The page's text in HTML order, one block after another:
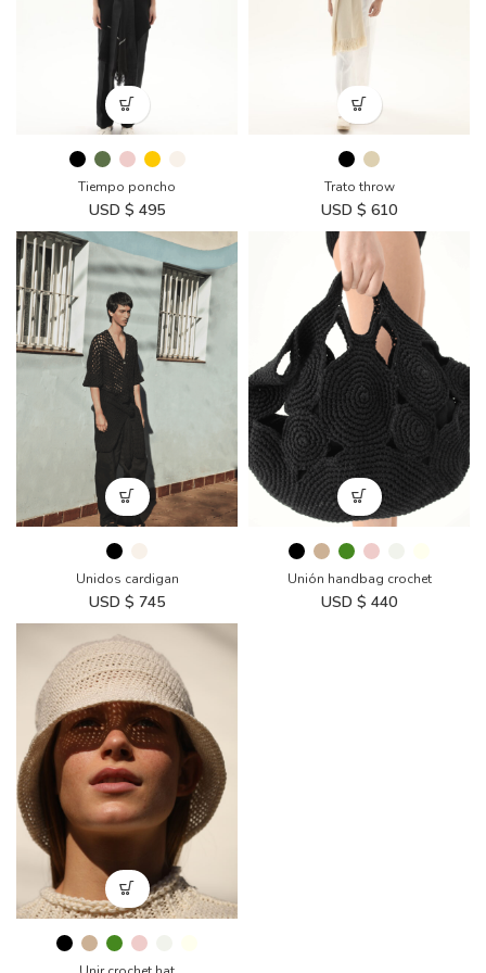
Tiempo poncho
USD $ 495
Trato throw
USD $ 610
Unidos cardigan
USD $ 745
Unión handbag crochet
USD $ 440